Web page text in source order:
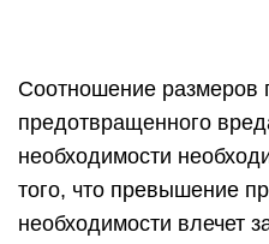
Соотношение размеров
предотвращенного
необходимости
того, что превышение
необходимости влечет